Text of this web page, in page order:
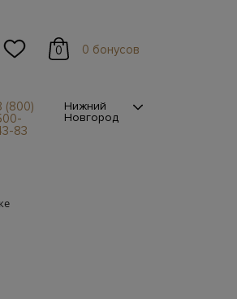
0 0 бонусов
(800)
83
Нижний
Новгород